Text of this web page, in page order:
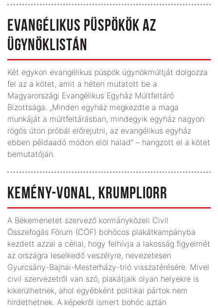
EVANGÉLIKUS PÜSPÖKÖK AZ
ÜGYNÖKLISTÁN
Két egykori evangélikus püspök ügynökmúltját dolgozza
fel az a kötet, amit a héten mutatott be a
Magyarországi Evangélikus Egyház Múltfeltáró
Bizottsága. „Minden egyház megkezdte a maga
munkáját a múlt­feltárásban, mindegyik egyház nagyon
rögös úton próbál előrejutni, az evangélikus egyház
ebben példaadó módon elöl halad” – hangzott el a kötet
bemutatóján.
KEMÉNY-VONAL, KRUMPLIORR
A Békemenetet szervező kormányközeli Civil
Összefogás Fórum (CÖF) bohócos plakátkampányba
kezdett azzal a céllal, hogy felhívja a lakosság figyelmét
az országra leselkedő veszélyre, nevezetesen
Gyurcsány-Bajnai-Mesterházy-trió visszatérésére. Mivel
civil szervezetről van szó, plakátjaik olyan helyekre is
kikerülhetnek, ahol egyébként politikai pártok nem
hirdethetnek. A képekről ismert bohóc aztán